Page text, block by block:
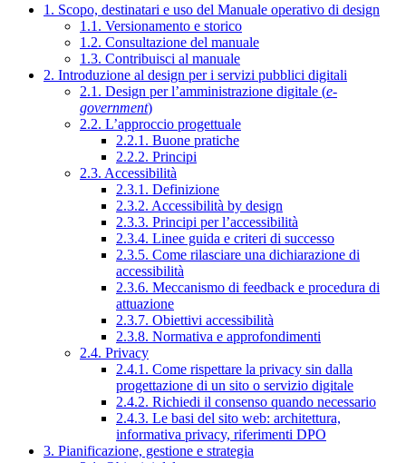
1. Scopo, destinatari e uso del Manuale operativo di design
1.1. Versionamento e storico
1.2. Consultazione del manuale
1.3. Contribuisci al manuale
2. Introduzione al design per i servizi pubblici digitali
2.1. Design per l’amministrazione digitale (e-
government)
2.2. L’approccio progettuale
2.2.1. Buone pratiche
2.2.2. Principi
2.3. Accessibilità
2.3.1. Definizione
2.3.2. Accessibilità by design
2.3.3. Principi per l’accessibilità
2.3.4. Linee guida e criteri di successo
2.3.5. Come rilasciare una dichiarazione di
accessibilità
2.3.6. Meccanismo di feedback e procedura di
attuazione
2.3.7. Obiettivi accessibilità
2.3.8. Normativa e approfondimenti
2.4. Privacy
2.4.1. Come rispettare la privacy sin dalla
progettazione di un sito o servizio digitale
2.4.2. Richiedi il consenso quando necessario
2.4.3. Le basi del sito web: architettura,
informativa privacy, riferimenti DPO
3. Pianificazione, gestione e strategia